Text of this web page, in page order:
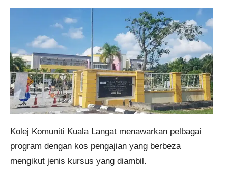
Kolej Komuniti Kuala Langat menawarkan pelbagai
program dengan kos pengajian yang berbeza
mengikut jenis kursus yang diambil.